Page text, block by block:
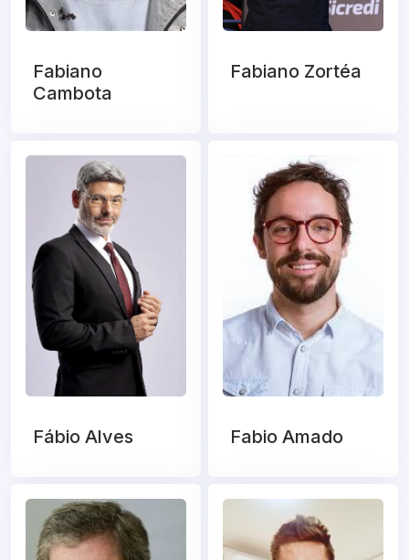
Fabiano
Cambota
Fabiano Zortéa
Fábio Alves Fabio Amado